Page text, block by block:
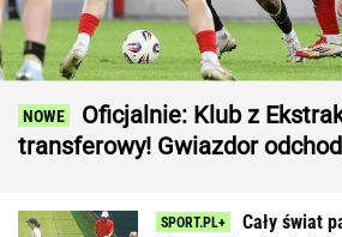
Oficjalnie: Klub z
transferowy! Gwiazdor
Cały świat